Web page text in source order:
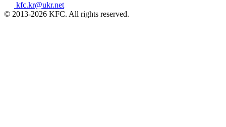
kfc.kr@ukr.net
© 2013-2026 KFC. All rights reserved.